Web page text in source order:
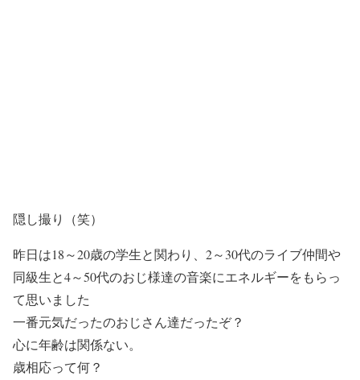
隠し撮り（笑）
昨日は18～20歳の学生と関わり、2～30代のライブ仲間や
同級生と4～50代のおじ様達の音楽にエネルギーをもらっ
て思いました
一番元気だったのおじさん達だったぞ？
心に年齢は関係ない。
歳相応って何？